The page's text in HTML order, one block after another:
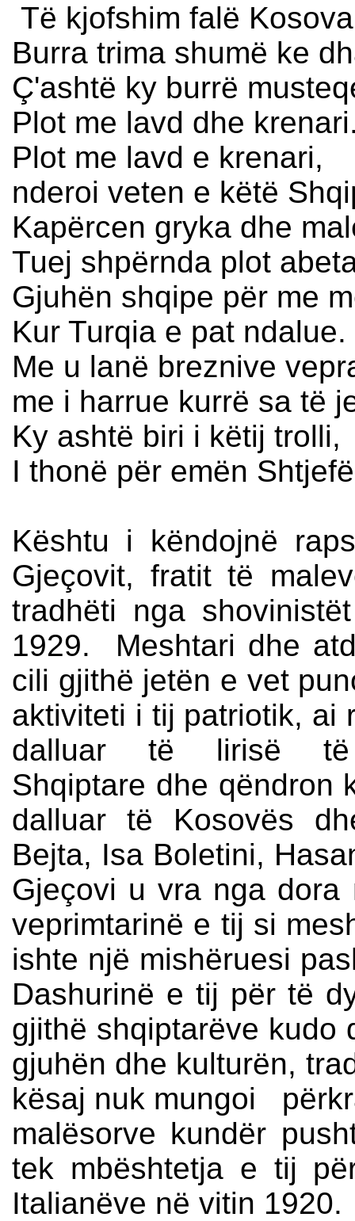
Të kjofshim falë
Burra trima shumë ke
Ç'ashtë ky burrë
Plot me lavd dhe
Plot me lavd e krenari,
nderoi veten e këtë
Kapërcen gryka dhe
Tuej shpërnda plot
Gjuhën shqipe për me
Kur Turqia e pat ndalue.
Me u lanë breznive
me i harrue kurrë sa të
Ky ashtë biri i këtij trolli,
I thonë për emën
Kështu i këndojnë
Gjeçovit, fratit të
tradhëti nga
1929. Meshtari dhe
cili gjithë jetën e vet
aktiviteti i tij patriotik, ai
dalluar të lirisë të
Shqiptare dhe qëndron
dalluar të Kosovës
Bejta, Isa Boletini,
Gjeçovi u vra nga dora
veprimtarinë e tij si
ishte një mishëruesi
Dashurinë e tij për të
gjithë shqiptarëve kudo
gjuhën dhe kulturën,
kësaj nuk mungoi
malësorve kundër
tek mbështetja e tij
Italianëve në vitin 1920.